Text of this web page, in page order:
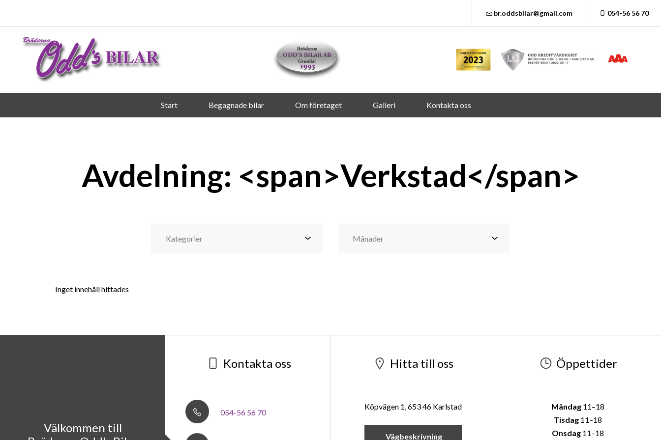
br.oddsbilar@gmail.com 054-56 56 70
Start Begagnade bilar Om företaget Galleri Kontakta oss
Avdelning: <span>Verkstad</span>
Inget innehåll hittades
Välkommen till
Kontakta oss
054-56 56 70
Hitta till oss
Köpvägen 1, 653 46 Karlstad
Vägbeskrivning
Öppettider
Måndag 11–18
Tisdag 11–18
Onsdag 11–18